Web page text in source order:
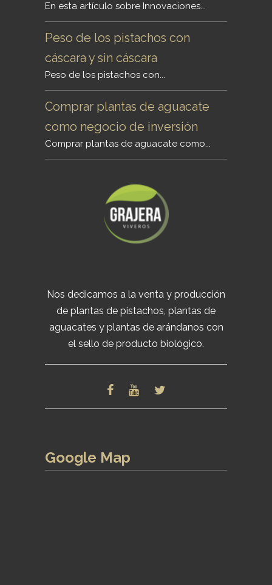
En esta artículo sobre Innovaciones...
Peso de los pistachos con
cáscara y sin cáscara
Peso de los pistachos con...
Comprar plantas de aguacate
como negocio de inversión
Comprar plantas de aguacate como...
Nos dedicamos a la venta y producción
de plantas de pistachos, plantas de
aguacates y plantas de arándanos con
el sello de producto biológico.
Google Map